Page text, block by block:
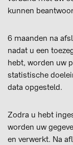
kunnen
6 maanden na
nadat u een
hebt, worden uw
statistische
data opgesteld.
Zodra u hebt
worden uw
en verwerkt. Na